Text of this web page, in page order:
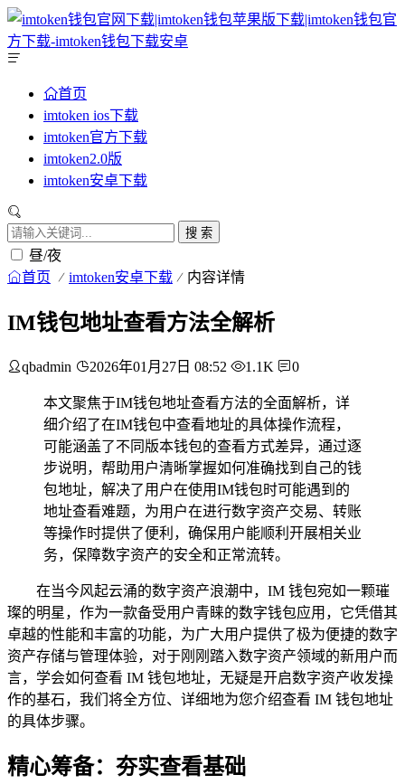
首页
imtoken ios下载
imtoken官方下载
imtoken2.0版
imtoken安卓下载
搜 索
昼/夜
首页 imtoken安卓下载 内容详情
IM钱包地址查看方法全解析
qbadmin 2026年01月27日 08:52 1.1K 0
本文聚焦于IM钱包地址查看方法的全面解析，详
细介绍了在IM钱包中查看地址的具体操作流程，
可能涵盖了不同版本钱包的查看方式差异，通过逐
步说明，帮助用户清晰掌握如何准确找到自己的钱
包地址，解决了用户在使用IM钱包时可能遇到的
地址查看难题，为用户在进行数字资产交易、转账
等操作时提供了便利，确保用户能顺利开展相关业
务，保障数字资产的安全和正常流转。
在当今风起云涌的数字资产浪潮中，IM 钱包宛如一颗璀
璨的明星，作为一款备受用户青睐的数字钱包应用，它凭借其
卓越的性能和丰富的功能，为广大用户提供了极为便捷的数字
资产存储与管理体验，对于刚刚踏入数字资产领域的新用户而
言，学会如何查看 IM 钱包地址，无疑是开启数字资产收发操
作的基石，我们将全方位、详细地为您介绍查看 IM 钱包地址
的具体步骤。
精心筹备：夯实查看基础